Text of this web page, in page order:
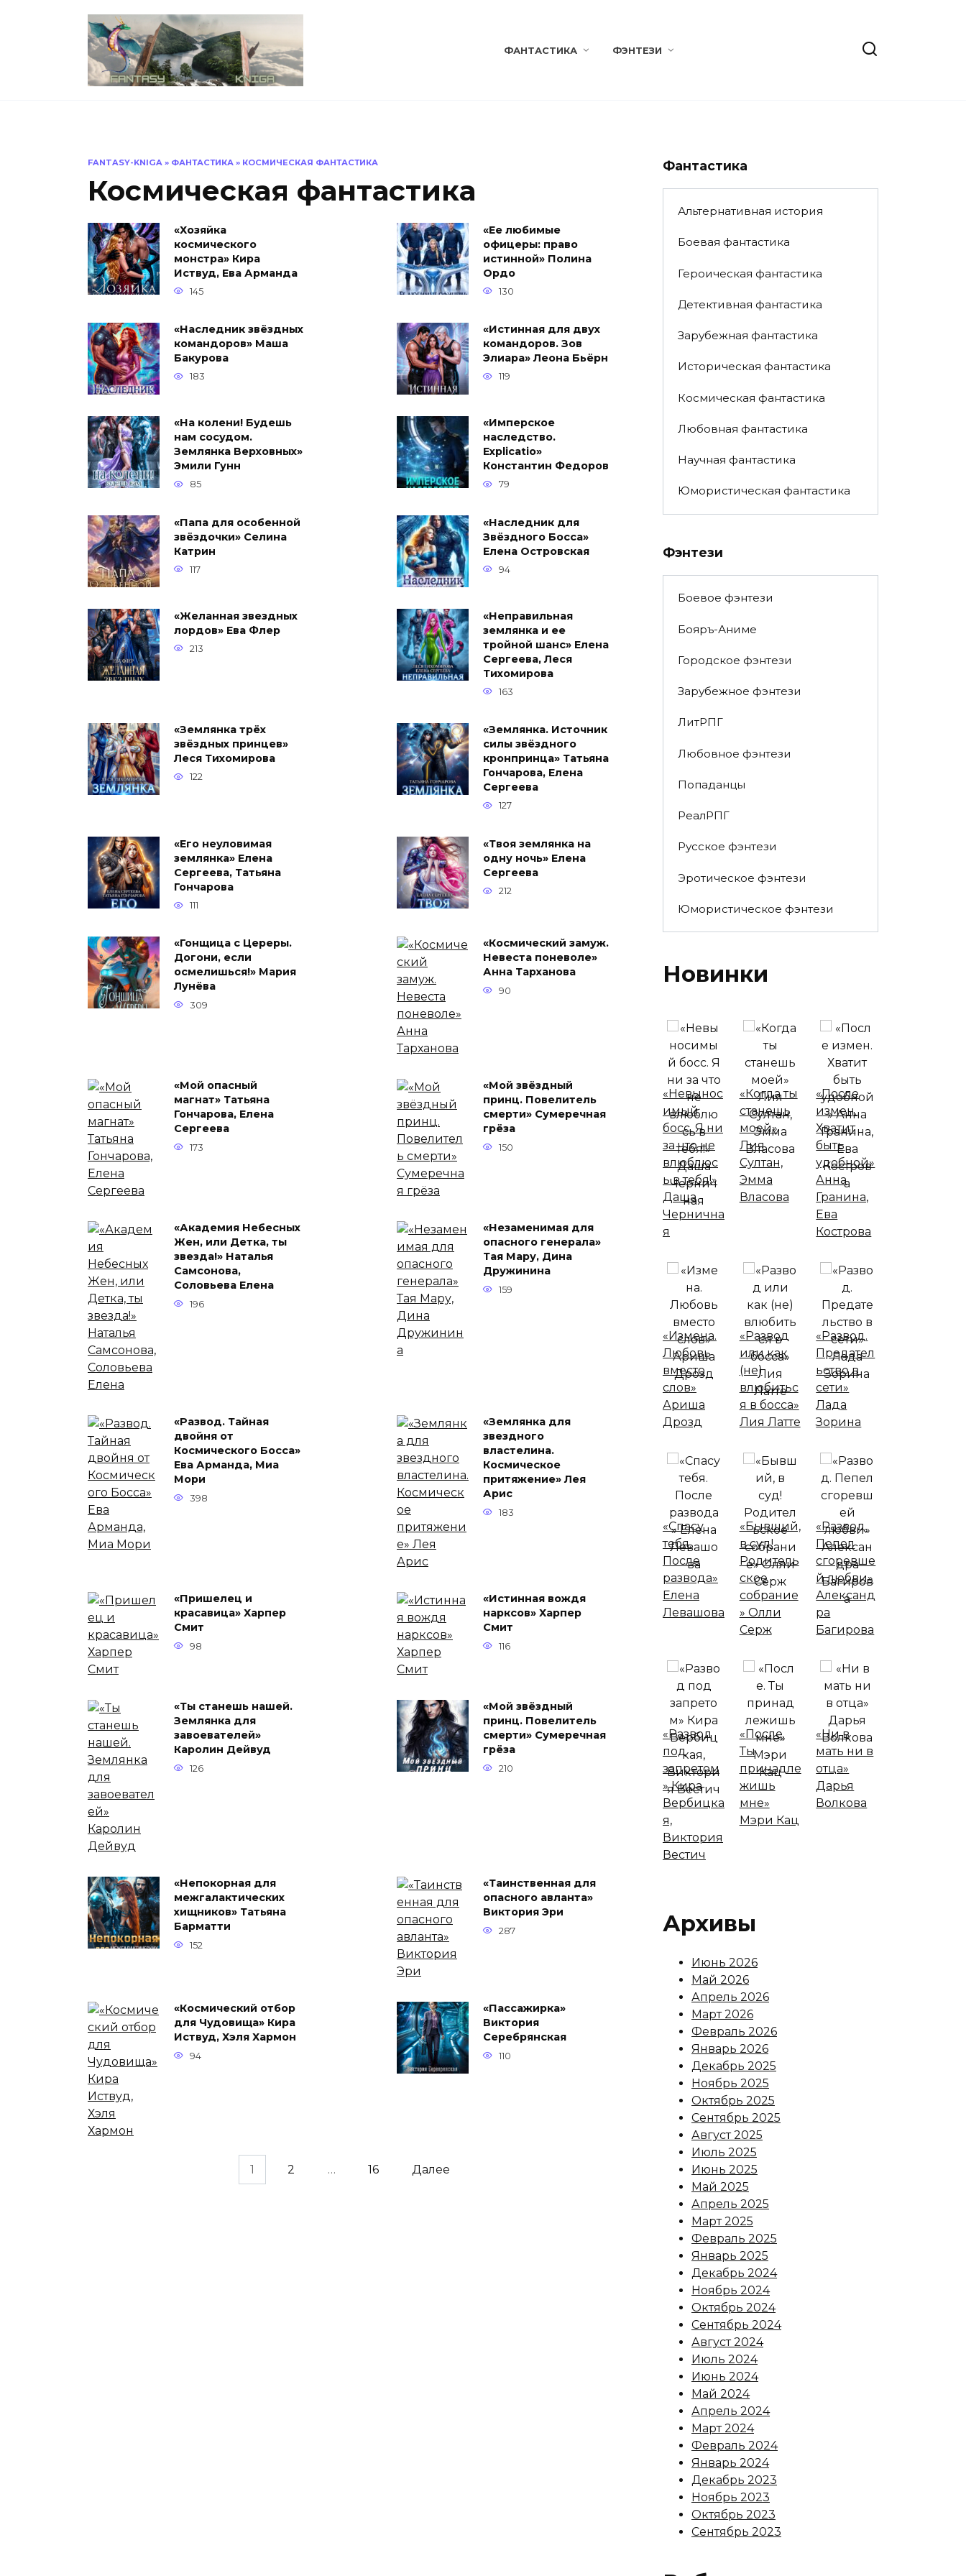
ФАНТАСТИКА ФЭНТЕЗИ
FANTASY-KNIGA » ФАНТАСТИКА » КОСМИЧЕСКАЯ ФАНТАСТИКА
Космическая фантастика
«Хозяйка
космического
монстра» Кира
Иствуд, Ева Арманда
145
«Ее любимые
офицеры: право
истинной» Полина
Ордо
130
«Наследник звёздных
командоров» Маша
Бакурова
183
«Истинная для двух
командоров. Зов
Элиара» Леона Бьёрн
119
«На колени! Будешь
нам сосудом.
Землянка Верховных»
Эмили Гунн
85
«Имперское
наследство.
Explicatio»
Константин Федоров
79
«Папа для особенной
звёздочки» Селина
Катрин
117
«Наследник для
Звёздного Босса»
Елена Островская
94
«Желанная звездных
лордов» Ева Флер
213
«Неправильная
землянка и ее
тройной шанс» Елена
Сергеева, Леся
Тихомирова
163
«Землянка трёх
звёздных принцев»
Леся Тихомирова
122
«Землянка. Источник
силы звёздного
кронпринца» Татьяна
Гончарова, Елена
Сергеева
127
«Его неуловимая
землянка» Елена
Сергеева, Татьяна
Гончарова
111
«Твоя землянка на
одну ночь» Елена
Сергеева
212
«Гонщица с Цереры.
Догони, если
осмелишься!» Мария
Лунёва
309
«Космический замуж.
Невеста поневоле»
Анна Тарханова
90
«Мой опасный
магнат» Татьяна
Гончарова, Елена
Сергеева
173
«Мой звёздный
принц. Повелитель
смерти» Сумеречная
грёза
150
«Академия Небесных
Жен, или Детка, ты
звезда!» Наталья
Самсонова,
Соловьева Елена
196
«Незаменимая для
опасного генерала»
Тая Мару, Дина
Дружинина
159
«Развод. Тайная
двойня от
Космического Босса»
Ева Арманда, Миа
Мори
398
«Землянка для
звездного
властелина.
Космическое
притяжение» Лея
Арис
183
«Пришелец и
красавица» Харпер
Смит
98
«Истинная вождя
нарксов» Харпер
Смит
116
«Ты станешь нашей.
Землянка для
завоевателей»
Каролин Дейвуд
126
«Мой звёздный
принц. Повелитель
смерти» Сумеречная
грёза
210
«Непокорная для
межгалактических
хищников» Татьяна
Барматти
152
«Таинственная для
опасного авланта»
Виктория Эри
287
«Космический отбор
для Чудовища» Кира
Иствуд, Хэля Хармон
94
«Пассажирка»
Виктория
Серебрянская
110
1 2 … 16 Далее
Фантастика
Альтернативная история
Боевая фантастика
Героическая фантастика
Детективная фантастика
Зарубежная фантастика
Историческая фантастика
Космическая фантастика
Любовная фантастика
Научная фантастика
Юмористическая фантастика
Фэнтези
Боевое фэнтези
Бояръ-Аниме
Городское фэнтези
Зарубежное фэнтези
ЛитРПГ
Любовное фэнтези
Попаданцы
РеалРПГ
Русское фэнтези
Эротическое фэнтези
Юмористическое фэнтези
Новинки
«Невынос
имый
босс. Я ни
за что не
влюблюс
ь в тебя!»
Даша
Чернична
я
«Когда ты
станешь
моей»
Лия
Султан,
Эмма
Власова
«После
измен.
Хватит
быть
удобной»
Анна
Гранина,
Ева
Кострова
«Измена.
Любовь
вместо
слов»
Ариша
Дрозд
«Развод
или как
(не)
влюбитьс
я в босса»
Лия Латте
«Развод.
Предател
ьство в
сети»
Лада
Зорина
«Спасу
тебя.
После
развода»
Елена
Левашова
«Бывший,
в суд!
Родитель
ское
собрание
» Олли
Серж
«Развод.
Пепел
сгоревше
й любви»
Александ
ра
Багирова
«Развод
под
запретом
» Кира
Вербицка
я,
Виктория
Вестич
«После.
Ты
принадле
жишь
мне»
Мэри Кац
«Ни в
мать ни в
отца»
Дарья
Волкова
Архивы
Июнь 2026
Май 2026
Апрель 2026
Март 2026
Февраль 2026
Январь 2026
Декабрь 2025
Ноябрь 2025
Октябрь 2025
Сентябрь 2025
Август 2025
Июль 2025
Июнь 2025
Май 2025
Апрель 2025
Март 2025
Февраль 2025
Январь 2025
Декабрь 2024
Ноябрь 2024
Октябрь 2024
Сентябрь 2024
Август 2024
Июль 2024
Июнь 2024
Май 2024
Апрель 2024
Март 2024
Февраль 2024
Январь 2024
Декабрь 2023
Ноябрь 2023
Октябрь 2023
Сентябрь 2023